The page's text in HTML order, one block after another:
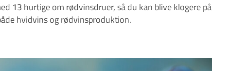
13 hurtige om rødvinsdruer, så du kan blive klogere på
hvidvins og rødvinsproduktion.